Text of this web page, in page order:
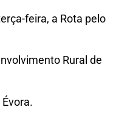
feira, a Rota pelo
Rural de